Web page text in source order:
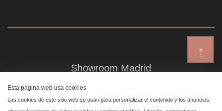
↑
Showroom Madrid
Plaza de Canalejas 6, 4 izq
Centro, 28014 Madrid
Esta página web usa cookies
Las cookies de este sitio web se usan para personalizar el contenido y los anuncios,